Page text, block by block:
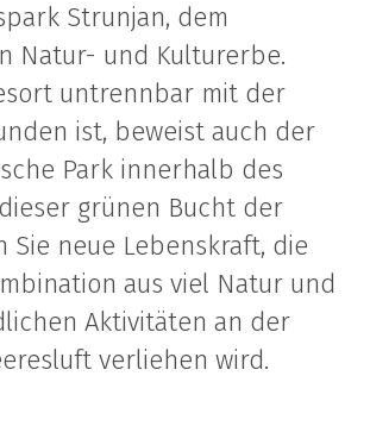
Strunjan, dem
Natur- und Kulturerbe.
untrennbar mit der
ist, beweist auch der
Park innerhalb des
grünen Bucht der
Sie neue Lebenskraft, die
aus viel Natur und
Aktivitäten an der
verliehen wird.